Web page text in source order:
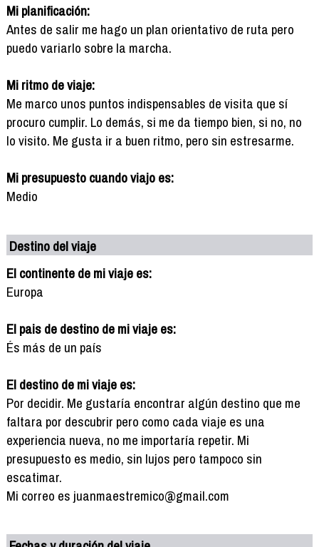
Mi planificación:
Antes de salir me hago un plan orientativo de ruta pero
puedo variarlo sobre la marcha.
Mi ritmo de viaje:
Me marco unos puntos indispensables de visita que sí
procuro cumplir. Lo demás, si me da tiempo bien, si no, no
lo visito. Me gusta ir a buen ritmo, pero sin estresarme.
Mi presupuesto cuando viajo es:
Medio
Destino del viaje
El continente de mi viaje es:
Europa
El pais de destino de mi viaje es:
És más de un país
El destino de mi viaje es:
Por decidir. Me gustaría encontrar algún destino que me
faltara por descubrir pero como cada viaje es una
experiencia nueva, no me importaría repetir. Mi
presupuesto es medio, sin lujos pero tampoco sin
escatimar.
Mi correo es juanmaestremico@gmail.com